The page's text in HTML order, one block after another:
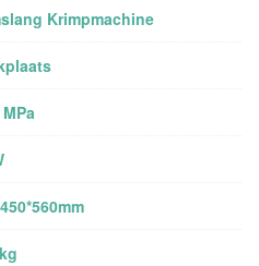
Krimpmachine